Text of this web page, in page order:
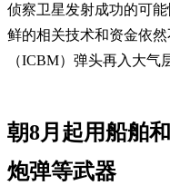
侦察卫星发射成功的可
鲜的相关技术和资金依
（ICBM）弹头再入大气
朝8月起用船舶
炮弹等武器